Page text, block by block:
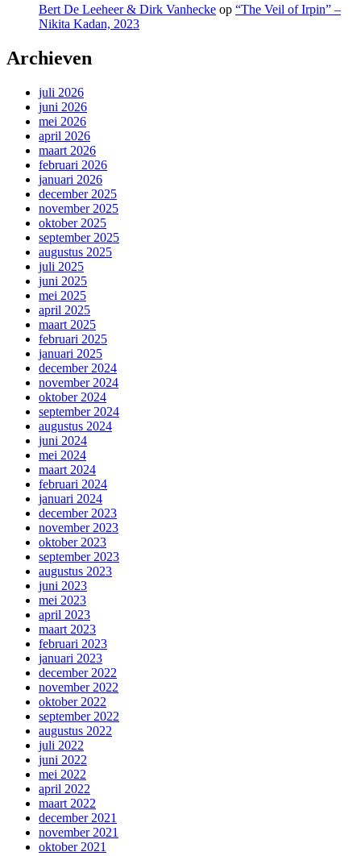
Bert De Leeheer & Dirk Vanhecke op “The Veil of Irpin” –
Nikita Kadan, 2023
Archieven
juli 2026
juni 2026
mei 2026
april 2026
maart 2026
februari 2026
januari 2026
december 2025
november 2025
oktober 2025
september 2025
augustus 2025
juli 2025
juni 2025
mei 2025
april 2025
maart 2025
februari 2025
januari 2025
december 2024
november 2024
oktober 2024
september 2024
augustus 2024
juni 2024
mei 2024
maart 2024
februari 2024
januari 2024
december 2023
november 2023
oktober 2023
september 2023
augustus 2023
juni 2023
mei 2023
april 2023
maart 2023
februari 2023
januari 2023
december 2022
november 2022
oktober 2022
september 2022
augustus 2022
juli 2022
juni 2022
mei 2022
april 2022
maart 2022
december 2021
november 2021
oktober 2021